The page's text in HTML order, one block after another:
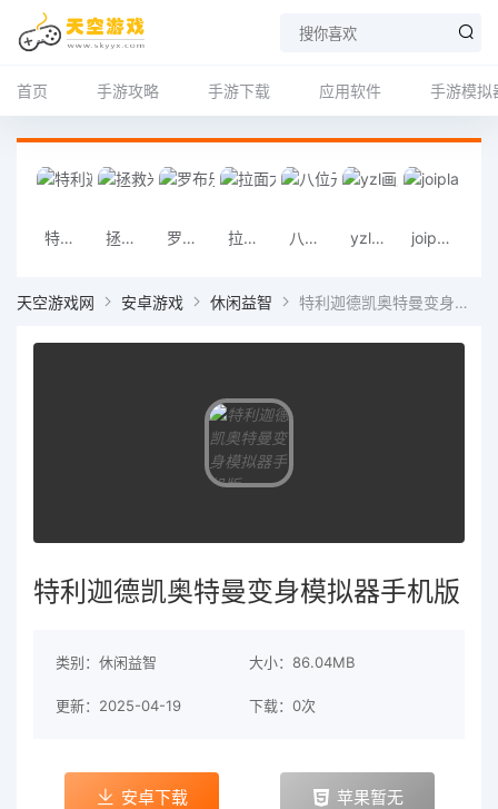
首页 手游攻略 手游下载 应用软件 手游模拟
特利迦德凯奥特曼变身模拟器手机版 拯救米塔火山哥哥最新版 罗布乐思正版 拉面大厨手游 八位元画家 yzl画质助手 joiplay模拟器
天空游戏网 安卓游戏 休闲益智 特利迦德凯奥特曼变身模拟器手机版
特利迦德凯奥特曼变身模拟器手机版
类别：休闲益智 大小：86.04MB
更新：2025-04-19 下载：0次
安卓下载 苹果暂无